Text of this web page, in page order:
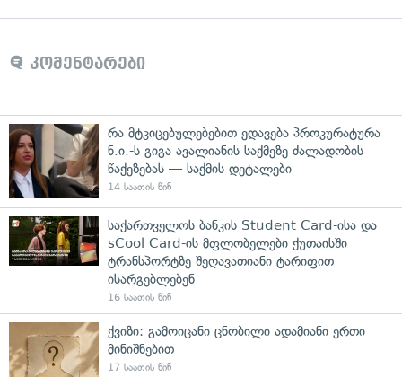
კომენტარები
რა მტკიცებულებებით ედავება პროკურატურა
ნ.ი.-ს გიგა ავალიანის საქმეზე ძალადობის
წაქეზებას — საქმის დეტალები
14 საათის წინ
საქართველოს ბანკის Student Card-ისა და
sCool Card-ის მფლობელები ქუთაისში
ტრანსპორტზე შეღავათიანი ტარიფით
ისარგებლებენ
16 საათის წინ
ქვიზი: გამოიცანი ცნობილი ადამიანი ერთი
მინიშნებით
17 საათის წინ